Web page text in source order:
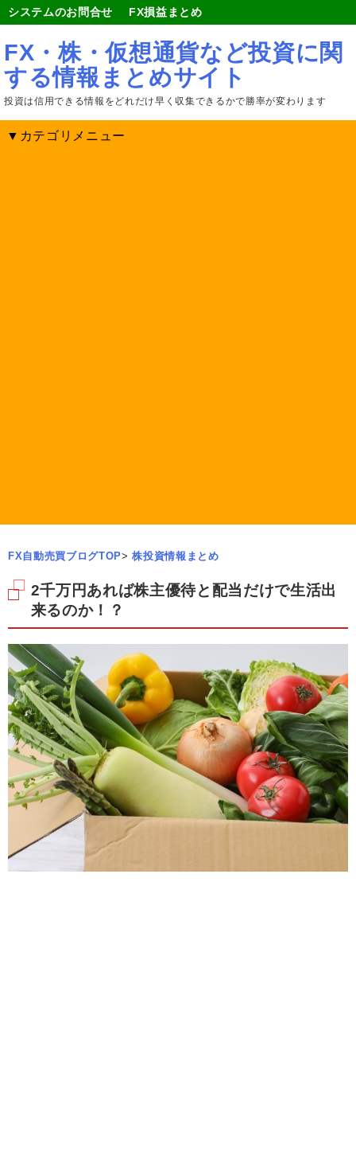
システムのお問合せ FX損益まとめ
FX・株・仮想通貨など投資に関
する情報まとめサイト
投資は信用できる情報をどれだけ早く収集できるかで勝率が変わります
▼カテゴリメニュー
FX自動売買ブログTOP> 株投資情報まとめ
2千万円あれば株主優待と配当だけで生活出
来るのか！？